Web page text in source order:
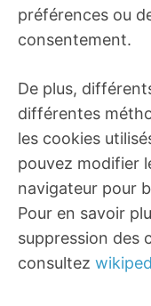
préférences ou
consentement.
De plus,
différentes
les cookies
pouvez modifier
navigateur pour
Pour en savoir
suppression des
consultez